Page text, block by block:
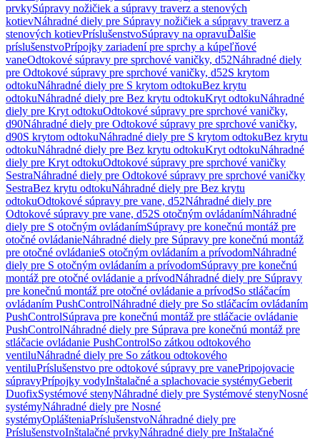
prvkySúpravy nožičiek a súpravy traverz a stenových
kotievNáhradné diely pre Súpravy nožičiek a súpravy traverz a
stenových kotievPríslušenstvoSúpravy na opravuĎalšie
príslušenstvoPrípojky zariadení pre sprchy a kúpeľňové
vaneOdtokové súpravy pre sprchové vaničky, d52Náhradné diely
pre Odtokové súpravy pre sprchové vaničky, d52S krytom
odtokuNáhradné diely pre S krytom odtokuBez krytu
odtokuNáhradné diely pre Bez krytu odtokuKryt odtokuNáhradné
diely pre Kryt odtokuOdtokové súpravy pre sprchové vaničky,
d90Náhradné diely pre Odtokové súpravy pre sprchové vaničky,
d90S krytom odtokuNáhradné diely pre S krytom odtokuBez krytu
odtokuNáhradné diely pre Bez krytu odtokuKryt odtokuNáhradné
diely pre Kryt odtokuOdtokové súpravy pre sprchové vaničky
SestraNáhradné diely pre Odtokové súpravy pre sprchové vaničky
SestraBez krytu odtokuNáhradné diely pre Bez krytu
odtokuOdtokové súpravy pre vane, d52Náhradné diely pre
Odtokové súpravy pre vane, d52S otočným ovládanímNáhradné
diely pre S otočným ovládanímSúpravy pre konečnú montáž pre
otočné ovládanieNáhradné diely pre Súpravy pre konečnú montáž
pre otočné ovládanieS otočným ovládaním a prívodomNáhradné
diely pre S otočným ovládaním a prívodomSúpravy pre konečnú
montáž pre otočné ovládanie a prívodNáhradné diely pre Súpravy
pre konečnú montáž pre otočné ovládanie a prívodSo stláčacím
ovládaním PushControlNáhradné diely pre So stláčacím ovládaním
PushControlSúprava pre konečnú montáž pre stláčacie ovládanie
PushControlNáhradné diely pre Súprava pre konečnú montáž pre
stláčacie ovládanie PushControlSo zátkou odtokového
ventiluNáhradné diely pre So zátkou odtokového
ventiluPríslušenstvo pre odtokové súpravy pre vanePripojovacie
súpravyPrípojky vodyInštalačné a splachovacie systémyGeberit
DuofixSystémové stenyNáhradné diely pre Systémové stenyNosné
systémyNáhradné diely pre Nosné
systémyOplášteniaPríslušenstvoNáhradné diely pre
PríslušenstvoInštalačné prvkyNáhradné diely pre Inštalačné